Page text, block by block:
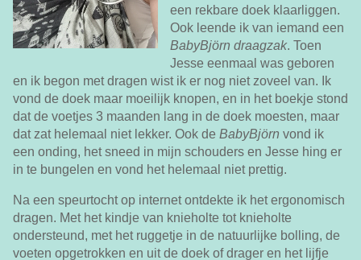
een rekbare doek klaarliggen.
Ook leende ik van iemand een
BabyBjörn draagzak. Toen
Jesse eenmaal was geboren
en ik begon met dragen wist ik er nog niet zoveel van. Ik
vond de doek maar moeilijk knopen, en in het boekje stond
dat de voetjes 3 maanden lang in de doek moesten, maar
dat zat helemaal niet lekker. Ook de BabyBjörn vond ik
een onding, het sneed in mijn schouders en Jesse hing er
in te bungelen en vond het helemaal niet prettig.
Na een speurtocht op internet ontdekte ik het ergonomisch
dragen. Met het kindje van knieholte tot knieholte
ondersteund, met het ruggetje in de natuurlijke bolling, de
voeten opgetrokken en uit de doek of drager en het lijfje